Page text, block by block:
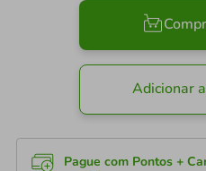
Adicionar
Pague com Pontos +